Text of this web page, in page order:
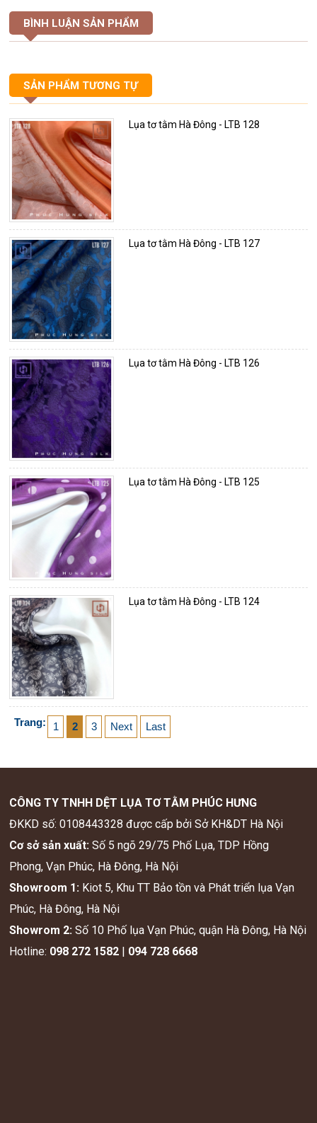
BÌNH LUẬN SẢN PHẨM
SẢN PHẨM TƯƠNG TỰ
Lụa tơ tằm Hà Đông - LTB 128
Lụa tơ tằm Hà Đông - LTB 127
Lụa tơ tằm Hà Đông - LTB 126
Lụa tơ tằm Hà Đông - LTB 125
Lụa tơ tằm Hà Đông - LTB 124
Trang: 1 2 3 Next Last
CÔNG TY TNHH DỆT LỤA TƠ TẰM PHÚC HƯNG
ĐKKD số: 0108443328 được cấp bởi Sở KH&DT Hà Nội
Cơ sở sản xuất: Số 5 ngõ 29/75 Phố Lụa, TDP Hồng
Phong, Vạn Phúc, Hà Đông, Hà Nội
Showroom 1: Kiot 5, Khu TT Bảo tồn và Phát triển lụa Vạn
Phúc, Hà Đông, Hà Nội
Showrom 2:Số 10 Phố lụa Vạn Phúc, quận Hà Đông, Hà Nội
Hotline: 098 272 1582 | 094 728 6668